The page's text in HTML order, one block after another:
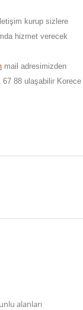
kurup sizlere
hizmet verecek
mail adresimizden
67 88 ulaşabilir Korece
alanları